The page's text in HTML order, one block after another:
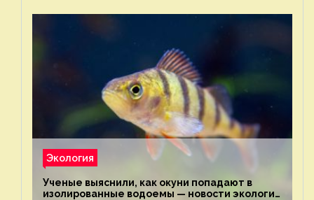
Экология
Ученые выяснили, как окуни попадают в
изолированные водоемы — новости экологии